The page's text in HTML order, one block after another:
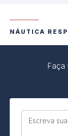
NÁUTICA
Faça
Escreva